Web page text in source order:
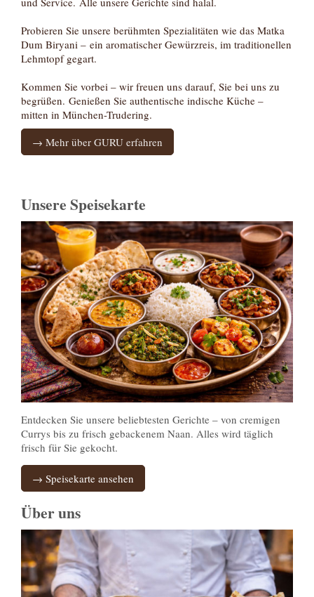
Probieren Sie unsere berühmten Spezialitäten wie das Matka
Dum Biryani – ein aromatischer Gewürzreis, im traditionellen
Lehmtopf gegart.
Kommen Sie vorbei – wir freuen uns darauf, Sie bei uns zu
begrüßen. Genießen Sie authentische indische Küche –
mitten in München-Trudering.
→ Mehr über GURU erfahren
Unsere Speisekarte
Entdecken Sie unsere beliebtesten Gerichte – von cremigen
Currys bis zu frisch gebackenem Naan. Alles wird täglich
frisch für Sie gekocht.
→ Speisekarte ansehen
Über uns